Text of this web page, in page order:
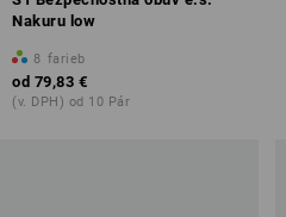
Nakuru low
8 farieb
od 79,83 €
(v. DPH) od 10 Pár